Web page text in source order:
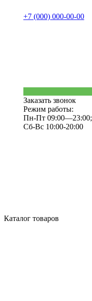
+7 (000) 000-00-00
Заказать звонок
Режим работы:
Пн-Пт 09:00—23:00;
Сб-Вс 10:00-20:00
Каталог товаров